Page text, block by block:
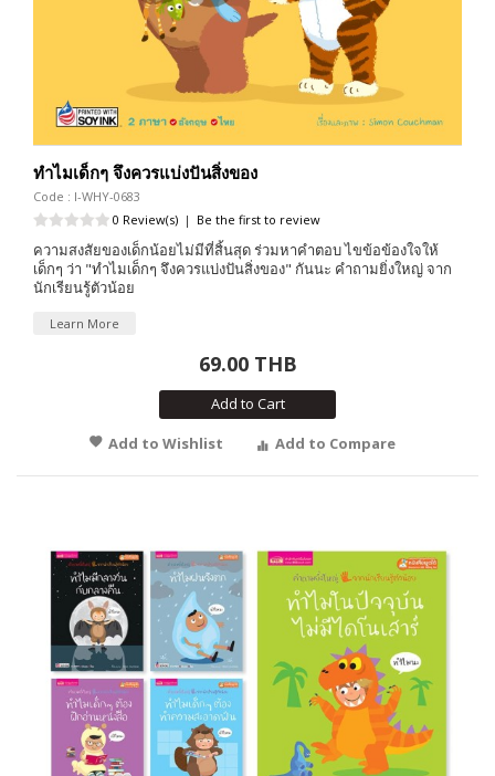
ทำไมเด็กๆ จึงควรแบ่งปันสิ่งของ
Code : I-WHY-0683
0 Review(s) | Be the first to review
ความสงสัยของเด็กน้อยไม่มีที่สิ้นสุด ร่วมหาคำตอบ ไขข้อข้องใจให้
เด็กๆ ว่า "ทำไมเด็กๆ จึงควรแบ่งปันสิ่งของ" กันนะ คำถามยิ่งใหญ่ จาก
นักเรียนรู้ตัวน้อย
Learn More
69.00 THB
Add to Cart
Add to Wishlist
Add to Compare